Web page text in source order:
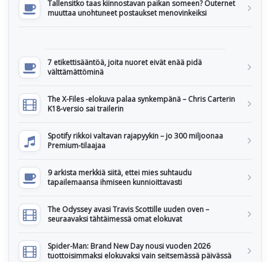
Tallensitko taas kiinnostavan paikan someen? Outernet
muuttaa unohtuneet postaukset menovinkeiksi
7 etikettisääntöä, joita nuoret eivät enää pidä
välttämättöminä
The X-Files -elokuva palaa synkempänä – Chris Carterin
K18-versio sai trailerin
Spotify rikkoi valtavan rajapyykin – jo 300 miljoonaa
Premium-tilaajaa
9 arkista merkkiä siitä, ettei mies suhtaudu
tapailemaansa ihmiseen kunnioittavasti
The Odyssey avasi Travis Scottille uuden oven –
seuraavaksi tähtäimessä omat elokuvat
Spider-Man: Brand New Day nousi vuoden 2026
tuottoisimmaksi elokuvaksi vain seitsemässä päivässä